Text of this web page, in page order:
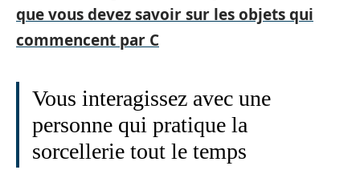
que vous devez savoir sur les objets qui
commencent par C
Vous interagissez avec une
personne qui pratique la
sorcellerie tout le temps